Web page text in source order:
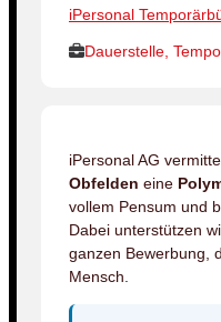
iPersonal
Dauerstelle,
iPersonal AG
Obfelden eine
vollem Pensum und
Dabei unterstützen
ganzen Bewerbung,
Mensch.